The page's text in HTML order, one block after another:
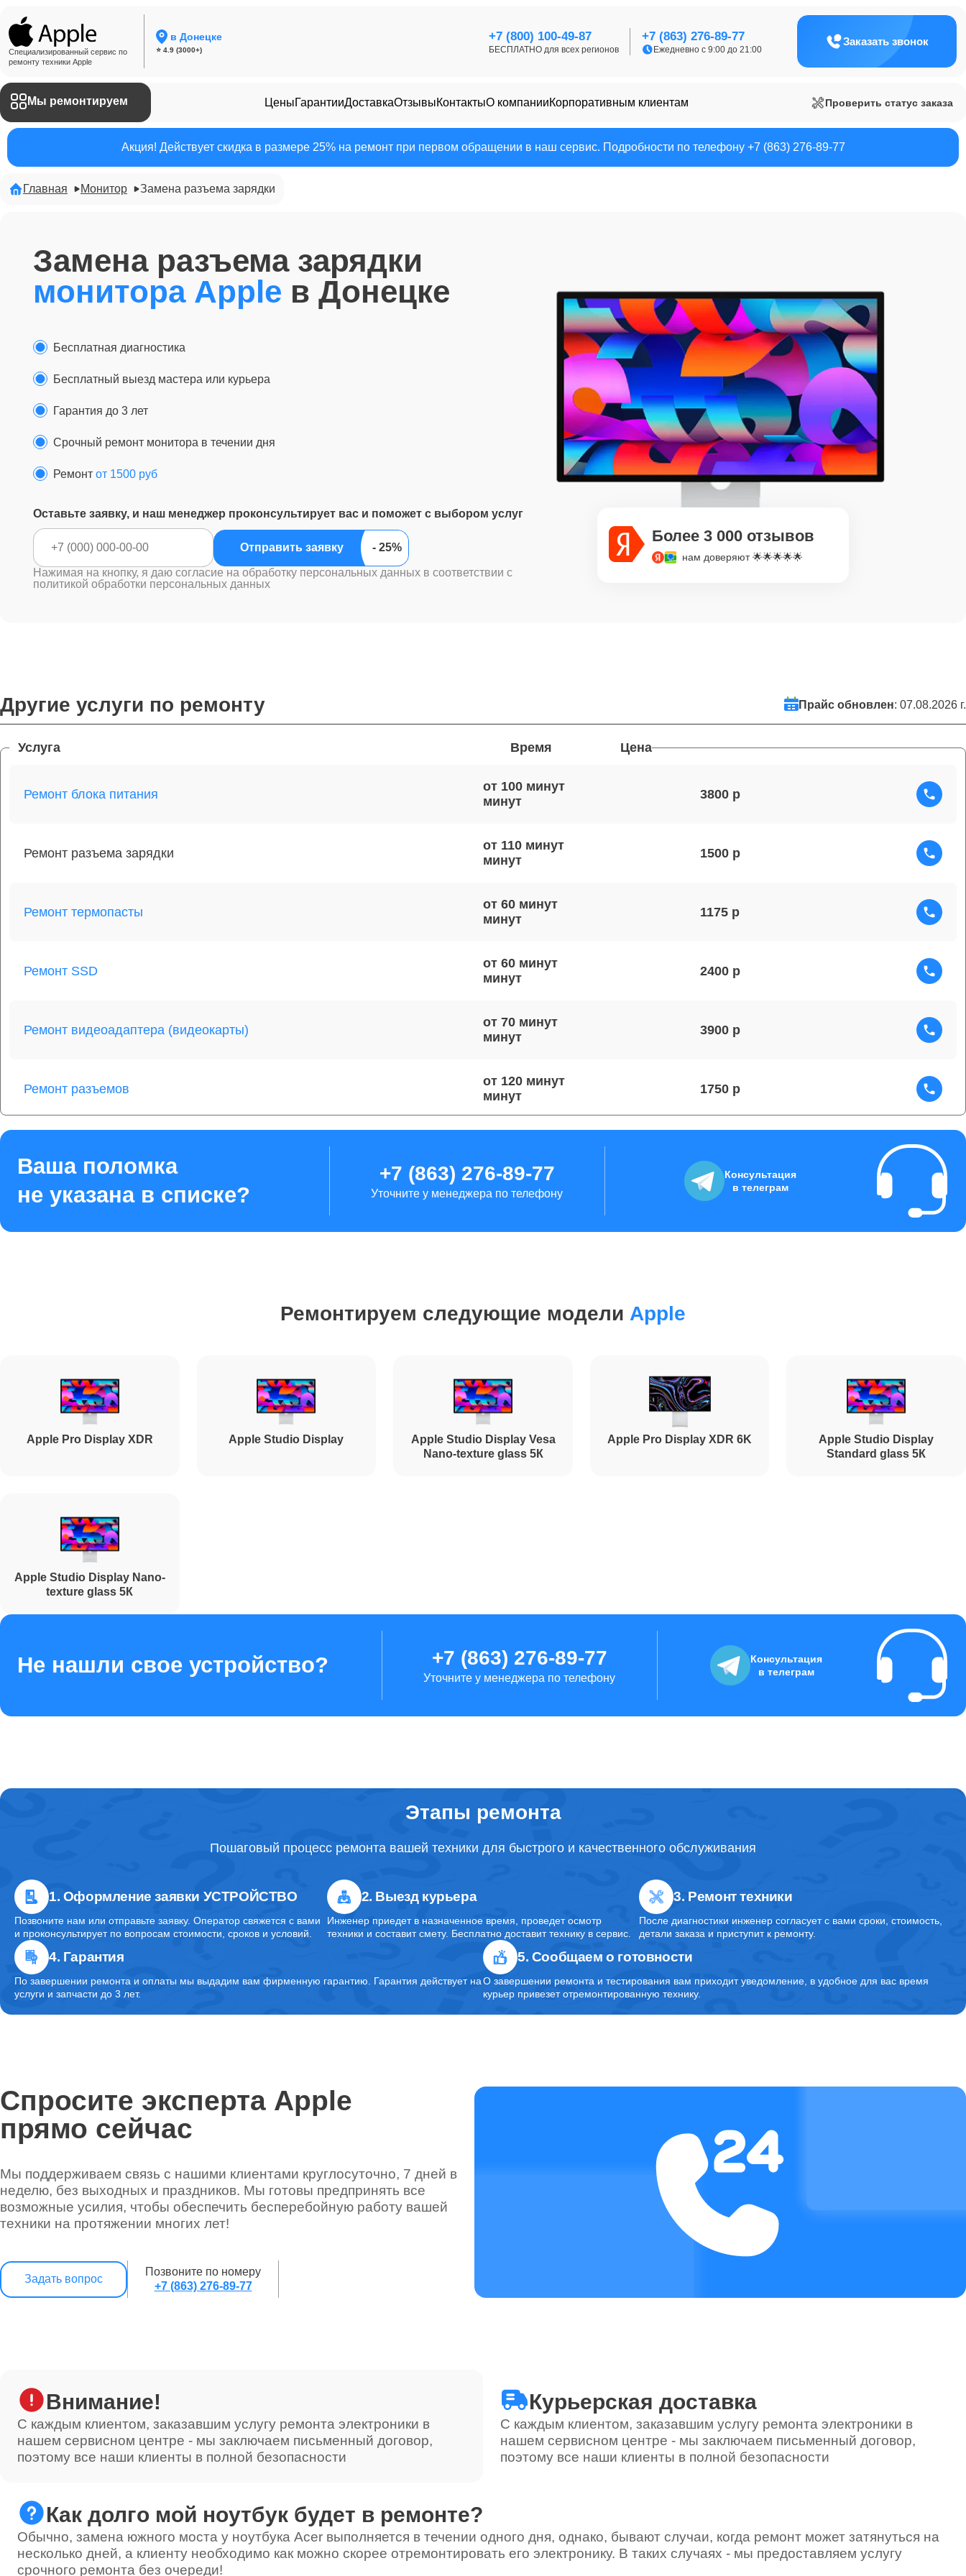
Специализированный сервис по
ремонту техники Apple
в Донецке
⭐ 4.9 (3000+)
+7 (800) 100-49-87
БЕСПЛАТНО для всех регионов
+7 (863) 276-89-77
Ежедневно с 9:00 до 21:00
Заказать звонок
Мы ремонтируем ЦеныГарантииДоставкаОтзывыКонтактыО компанииКорпоративным клиентам Проверить статус заказа
Акция! Действует скидка в размере 25% на ремонт при первом обращении в наш сервис. Подробности по телефону +7 (863) 276-89-77
Главная Монитор Замена разъема зарядки
Замена разъема зарядки
монитора Apple в Донецке
Бесплатная диагностика
Бесплатный выезд мастера или курьера
Гарантия до 3 лет
Срочный ремонт монитора в течении дня
Ремонт от 1500 руб
Оставьте заявку, и наш менеджер проконсультирует вас и поможет с выбором услуг
Отправить заявку
Нажимая на кнопку, я даю согласие на обработку персональных данных в соответствии с
политикой обработки персональных данных
Более 3 000 отзывов
нам доверяют 🌟🌟🌟🌟🌟
Другие услуги по ремонту Прайс обновлен: 07.08.2026 г.
Услуга Время Цена
Ремонт блока питания
от 100 минут
3800
Ремонт разъема зарядки
от 110 минут
1500
Ремонт термопасты
от 60 минут
1175
Ремонт SSD
от 60 минут
2400
Ремонт видеоадаптера (видеокарты)
от 70 минут
3900
Ремонт разъемов
от 120 минут
1750
Ремонт стекла
от 90 минут
от 90 минут
Ремонт электронных компонентов
от 90 минут
1900
Установка системы macOS
от 100 минут
1700
Ремонт процессора
Ремонт материнской платы
от 80 минут
3000
от 80 минут
1900
от 120 минут
от 80 минут
1900
Ремонт лампы подсветки
Прошивка блока управления
от 60 минут
от 80 минут
1500
1300
Ремонт HDD (замена жёсткого диска) 1900
Ремонт кулера
Ваша поломка
не указана в списке?
+7 (863) 276-89-77
Уточните у менеджера по телефону
Консультация
в телеграм
Ремонтируем следующие модели Apple
Apple Pro Display XDR Apple Studio Display
Apple Studio Display Vesa
Nano-texture glass 5К
Apple Pro Display XDR 6K
Apple Studio Display
Standard glass 5К
Apple Studio Display Nano-
texture glass 5К
Не нашли свое устройство? +7 (863) 276-89-77
Уточните у менеджера по телефону
Консультация
в телеграм
Этапы ремонта
Пошаговый процесс ремонта вашей техники для быстрого и качественного обслуживания
1. Оформление заявки УСТРОЙСТВО
Позвоните нам или отправьте заявку. Оператор свяжется с вами
и проконсультирует по вопросам стоимости, сроков и условий.
2. Выезд курьера
Инженер приедет в назначенное время, проведет осмотр
техники и составит смету. Бесплатно доставит технику в сервис.
3. Ремонт техники
После диагностики инженер согласует с вами сроки, стоимость,
детали заказа и приступит к ремонту.
4. Гарантия
По завершении ремонта и оплаты мы выдадим вам фирменную гарантию. Гарантия действует на
услуги и запчасти до 3 лет.
5. Сообщаем о готовности
О завершении ремонта и тестирования вам приходит уведомление, в удобное для вас время
курьер привезет отремонтированную технику.
Спросите эксперта Apple
прямо сейчас
Мы поддерживаем связь с нашими клиентами круглосуточно, 7 дней в
неделю, без выходных и праздников. Мы готовы предпринять все
возможные усилия, чтобы обеспечить бесперебойную работу вашей
техники на протяжении многих лет!
Задать вопрос
Позвоните по номеру
+7 (863) 276-89-77
Внимание!
С каждым клиентом, заказавшим услугу ремонта электроники в
нашем сервисном центре - мы заключаем письменный договор,
поэтому все наши клиенты в полной безопасности
Курьерская доставка
С каждым клиентом, заказавшим услугу ремонта электроники в
нашем сервисном центре - мы заключаем письменный договор,
поэтому все наши клиенты в полной безопасности
Как долго мой ноутбук будет в ремонте?
Обычно, замена южного моста у ноутбука Acer выполняется в течении одного дня, однако, бывают случаи, когда ремонт может затянуться на
несколько дней, а клиенту необходимо как можно скорее отремонтировать его электронику. В таких случаях - мы предоставляем услугу
срочного ремонта без очереди!